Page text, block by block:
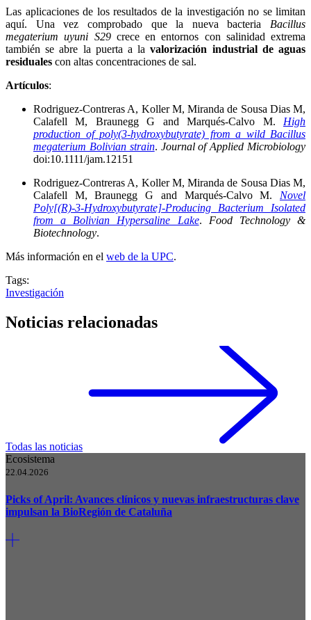
Las aplicaciones de los resultados de la investigación no se limitan
aquí. Una vez comprobado que la nueva bacteria Bacillus
megaterium uyuni S29crece en entornos con salinidad extrema
también se abre la puerta a lavalorización industrial de aguas
residuales con altas concentraciones de sal.
Artículos:
Rodriguez-Contreras A, Koller M, Miranda de Sousa Dias M,
Calafell M, Braunegg G and Marqués-Calvo M. High
production of poly(3-hydroxybutyrate) from a wild Bacillus
megaterium Bolivian strain. Journal of Applied Microbiology
doi:10.1111/jam.12151
Rodriguez-Contreras A, Koller M, Miranda de Sousa Dias M,
Calafell M, Braunegg G and Marqués-Calvo M.
Novel
Poly[(R)-3-Hydroxybutyrate]-Producing Bacterium Isolated
from a Bolivian Hypersaline Lake. Food Technology &
Biotechnology.
Más información en el web de la UPC.
Tags:
Investigación
Noticias relacionadas
Todas las noticias
Ecosistema
22.04.2026
Picks of April: Avances clínicos y nuevas infraestructuras clave
impulsan la BioRegión de Cataluña